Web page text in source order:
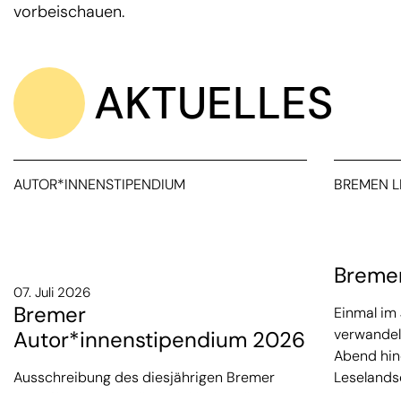
vorbeischauen.
AKTUELLES
AUTOR*INNENSTIPENDIUM
07. Juli 2026
Bremer
Autor*innenstipendium 2026
Ausschreibung des diesjährigen Bremer
BREMEN
Einmal
Abend